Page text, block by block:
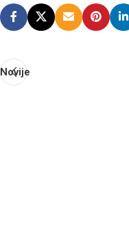
Novije